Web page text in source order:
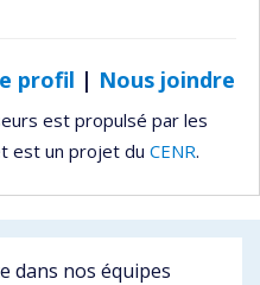
profil | Nous joindre
est propulsé par les
est un projet du CENR.
dans nos équipes